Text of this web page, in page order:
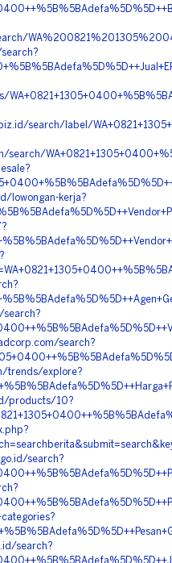
search/label/
search/
lowongan-kerja?
search?
trends/explore?
products/10?
search?
search?